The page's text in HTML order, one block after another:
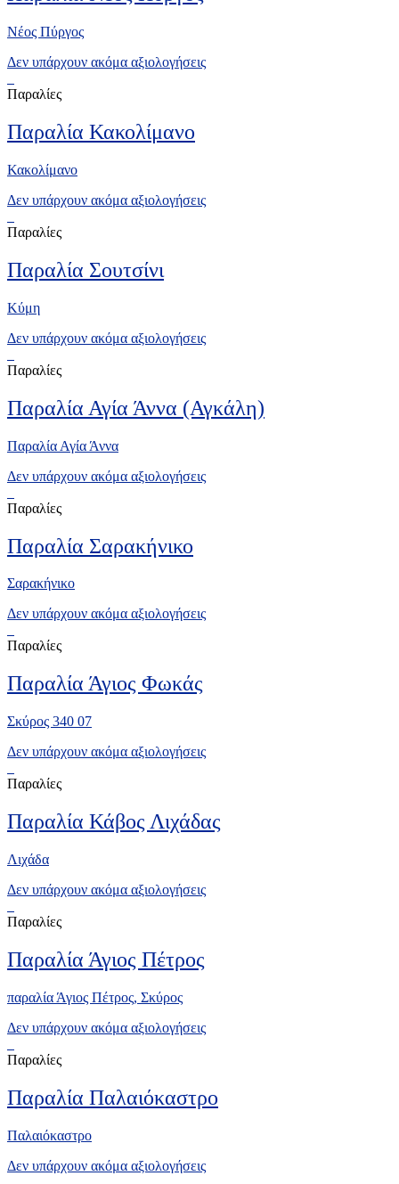
Νέος Πύργος
Δεν υπάρχουν ακόμα αξιολογήσεις
Παραλίες
Παραλία Κακολίμανο
Κακολίμανο
Δεν υπάρχουν ακόμα αξιολογήσεις
Παραλίες
Παραλία Σουτσίνι
Κύμη
Δεν υπάρχουν ακόμα αξιολογήσεις
Παραλίες
Παραλία Αγία Άννα (Αγκάλη)
Παραλία Αγία Άννα
Δεν υπάρχουν ακόμα αξιολογήσεις
Παραλίες
Παραλία Σαρακήνικο
Σαρακήνικο
Δεν υπάρχουν ακόμα αξιολογήσεις
Παραλίες
Παραλία Άγιος Φωκάς
Σκύρος 340 07
Δεν υπάρχουν ακόμα αξιολογήσεις
Παραλίες
Παραλία Κάβος Λιχάδας
Λιχάδα
Δεν υπάρχουν ακόμα αξιολογήσεις
Παραλίες
Παραλία Άγιος Πέτρος
παραλία Άγιος Πέτρος, Σκύρος
Δεν υπάρχουν ακόμα αξιολογήσεις
Παραλίες
Παραλία Παλαιόκαστρο
Παλαιόκαστρο
Δεν υπάρχουν ακόμα αξιολογήσεις